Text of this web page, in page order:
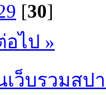
[30]
อไป »
นเว็บรวม